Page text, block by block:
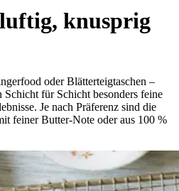
knusprig
oder Blätterteigtaschen –
Schicht für Schicht besonders feine
Je nach Präferenz sind die
feiner Butter-Note oder aus 100 %